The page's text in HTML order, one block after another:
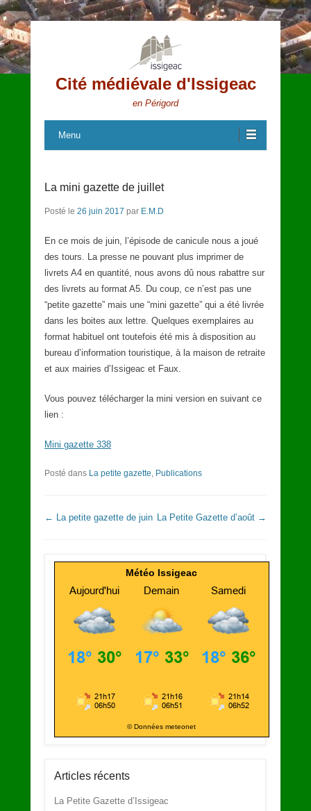
Cité médiévale d'Issigeac
en Périgord
Menu
La mini gazette de juillet
Posté le 26 juin 2017 par E.M.D
En ce mois de juin, l’épisode de canicule nous a joué
des tours. La presse ne pouvant plus imprimer de
livrets A4 en quantité, nous avons dû nous rabattre sur
des livrets au format A5. Du coup, ce n’est pas une
“petite gazette” mais une “mini gazette” qui a été livrée
dans les boites aux lettre. Quelques exemplaires au
format habituel ont toutefois été mis à disposition au
bureau d’information touristique, à la maison de retraite
et aux mairies d’Issigeac et Faux.
Vous pouvez télécharger la mini version en suivant ce
lien :
Mini gazette 338
Posté dans La petite gazette, Publications
Navigation dans les articles
← La petite gazette de juin La Petite Gazette d’août →
Météo Issigeac
© Données meteonet
Articles récents
La Petite Gazette d’Issigeac